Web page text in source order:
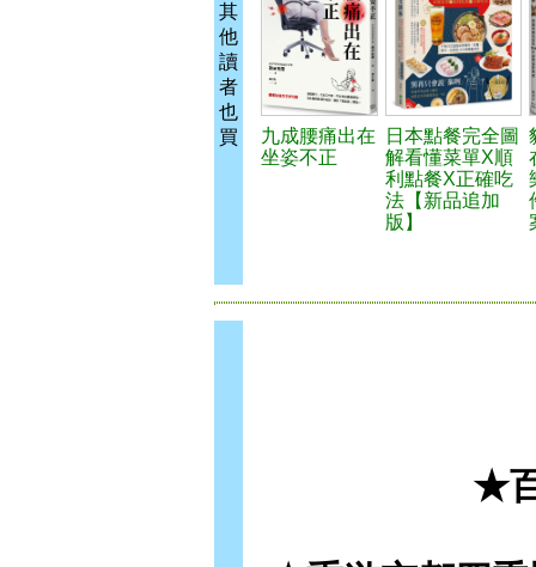
其
他
讀
者
也
買
九成腰痛出在
坐姿不正
日本點餐完全圖
解看懂菜單X順
利點餐X正確吃
法【新品追加
版】
★